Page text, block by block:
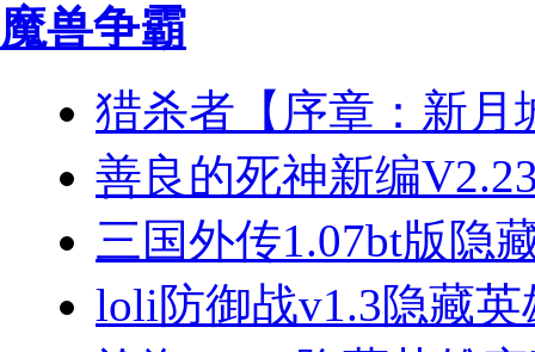
魔兽争霸
猎杀者【序章：新月
善良的死神新编
三国外传1.07bt版隐
loli防御战v1.3隐藏英